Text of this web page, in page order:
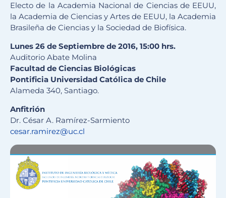
Electo de la Academia Nacional de Ciencias de EEUU,
la Academia de Ciencias y Artes de EEUU, la Academia
Brasileña de Ciencias y la Sociedad de Biofísica.
Lunes 26 de Septiembre de 2016, 15:00 hrs.
Auditorio Abate Molina
Facultad de Ciencias Biológicas
Pontificia Universidad Católica de Chile
Alameda 340, Santiago.
Anfitrión
Dr. César A. Ramírez-Sarmiento
cesar.ramirez@uc.cl